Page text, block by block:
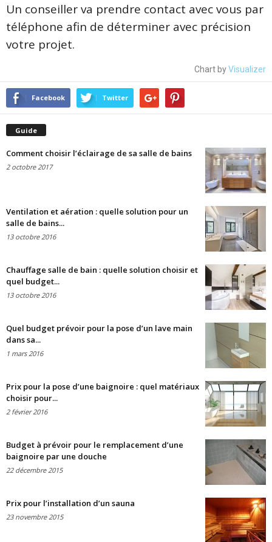
Un conseiller va prendre contact avec vous par
téléphone afin de déterminer avec précision
votre projet.
Chart byVisualizer
Facebook Twitter
Guide
Comment choisir l’éclairage de sa salle de bains
2 octobre 2017
Ventilation et aération : quelle solution pour un
salle de bains...
13 octobre 2016
Chauffage salle de bain : quelle solution choisir et
quel budget...
13 octobre 2016
Quel budget prévoir pour la pose d’un lave main
dans sa...
1 mars 2016
Prix pour la pose d’une baignoire : quel matériaux
choisir pour...
2 février 2016
Budget à prévoir pour le remplacement d’une
baignoire par une douche
22 décembre 2015
Prix pour l’installation d’un sauna
23 novembre 2015